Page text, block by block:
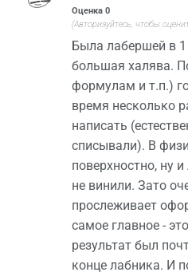
Оценка 0
(Авторизуйтесь, чтобы
Была лабершей в
большая халява.
формулам и т.п.)
время несколько
написать
списывали). В
поверхностно, ну
не винили. Зато
прослеживает
самое главное -
результат был
конце лабника. И